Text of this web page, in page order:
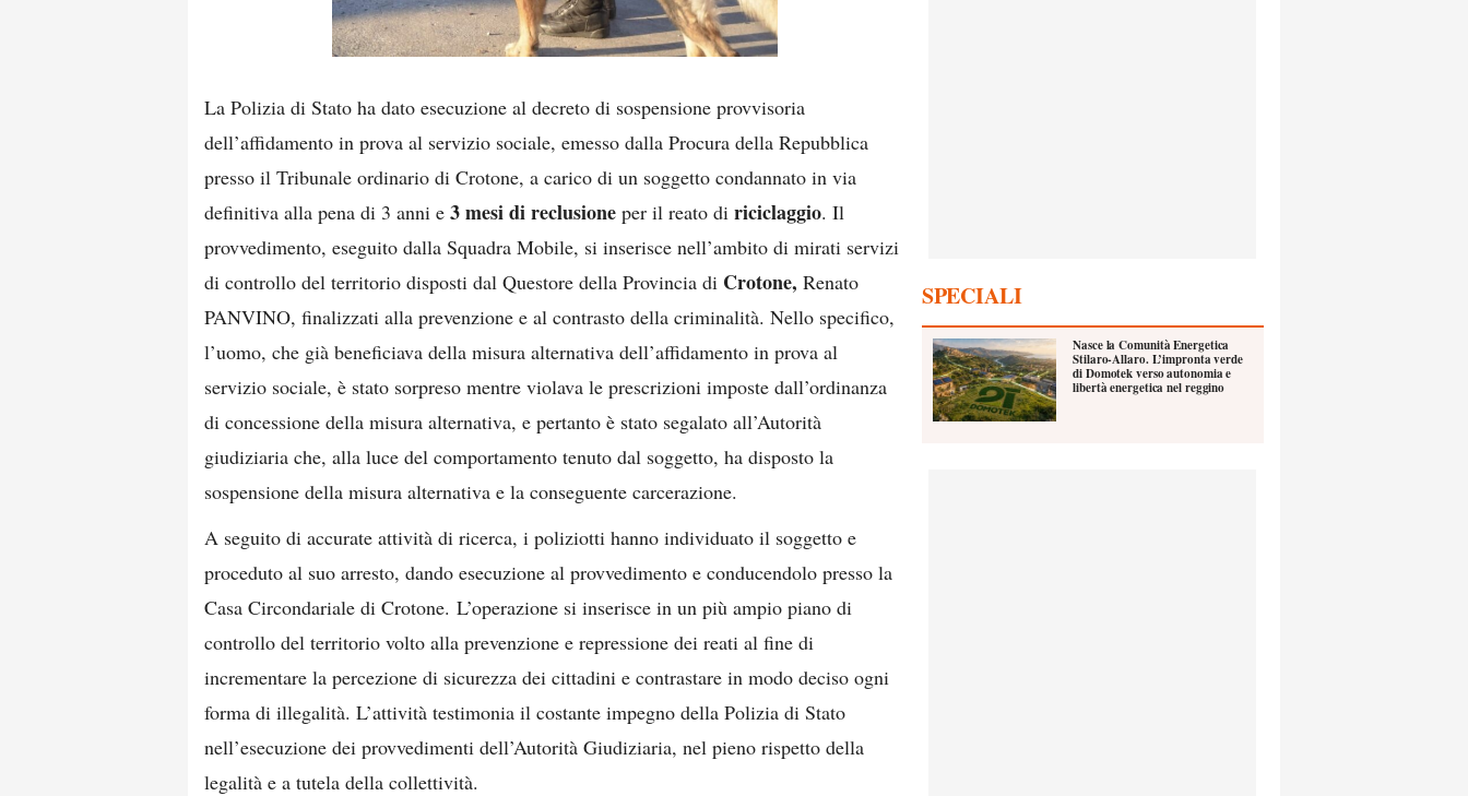
La Polizia di Stato ha dato esecuzione al decreto di sospensione provvisoria
dell’affidamento in prova al servizio sociale, emesso dalla Procura della Repubblica
presso il Tribunale ordinario di Crotone, a carico di un soggetto condannato in via
definitiva alla pena di 3 anni e 3 mesi di reclusione per il reato di riciclaggio. Il
provvedimento, eseguito dalla Squadra Mobile, si inserisce nell’ambito di mirati servizi
di controllo del territorio disposti dal Questore della Provincia di Crotone, Renato
PANVINO, finalizzati alla prevenzione e al contrasto della criminalità. Nello specifico,
l’uomo, che già beneficiava della misura alternativa dell’affidamento in prova al
servizio sociale, è stato sorpreso mentre violava le prescrizioni imposte dall’ordinanza
di concessione della misura alternativa, e pertanto è stato segalato all’Autorità
giudiziaria che, alla luce del comportamento tenuto dal soggetto, ha disposto la
sospensione della misura alternativa e la conseguente carcerazione.
A seguito di accurate attività di ricerca, i poliziotti hanno individuato il soggetto e
proceduto al suo arresto, dando esecuzione al provvedimento e conducendolo presso la
Casa Circondariale di Crotone. L’operazione si inserisce in un più ampio piano di
controllo del territorio volto alla prevenzione e repressione dei reati al fine di
incrementare la percezione di sicurezza dei cittadini e contrastare in modo deciso ogni
forma di illegalità. L’attività testimonia il costante impegno della Polizia di Stato
nell’esecuzione dei provvedimenti dell’Autorità Giudiziaria, nel pieno rispetto della
legalità e a tutela della collettività.
SPECIALI
Nasce la Comunità Energetica
Stilaro-Allaro. L’impronta verde
di Domotek verso autonomia e
libertà energetica nel reggino